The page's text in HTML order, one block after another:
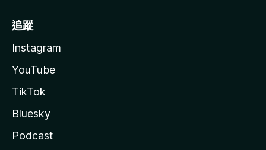
追蹤
Instagram
YouTube
TikTok
Bluesky
Podcast